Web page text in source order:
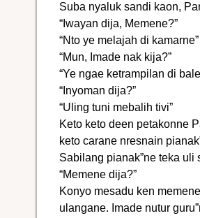
Suba nyaluk sandi kaon,
“Iwayan dija, Memene?”
“Nto ye melajah di
“Mun, Imade nak kija?”
“Ye ngae ketrampilan di
“Inyoman dija?”
“Uling tuni mebalih tivi”
Keto keto deen petakonne
keto carane nresnain
Sabilang pianak”ne teka
“Memene dija?”
Konyo mesadu ken
ulangane. Imade nutur